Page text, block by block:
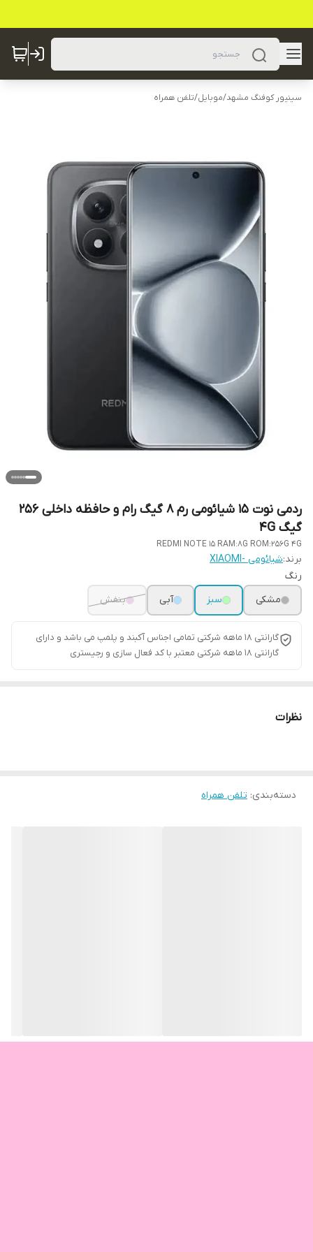
سینیور کوفنگ مشهد/موبایل/تلفن همراه
ردمی نوت 15 شیائومی رم 8 گیگ رام و حافظه داخلی 256
گیگ 4G
REDMI NOTE 15 RAM:8G ROM:256G 4G
برند:شیائومی -XIAOMI
رنگ
مشکی
سبز آبی بنفش
گارانتی ۱۸ ماهه شرکتی تمامی اجناس آکبند و پلمپ می باشد و دارای
گارانتی ۱۸ ماهه شرکتی معتبر با کد فعال سازی و رجیستری
نظرات
دسته‌بندی: تلفن همراه